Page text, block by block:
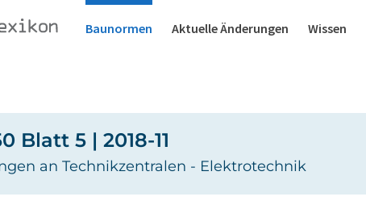
Baunormen Aktuelle Änderungen Wissen
Blatt 5 | 2018-11
an Technikzentralen - Elektrotechnik